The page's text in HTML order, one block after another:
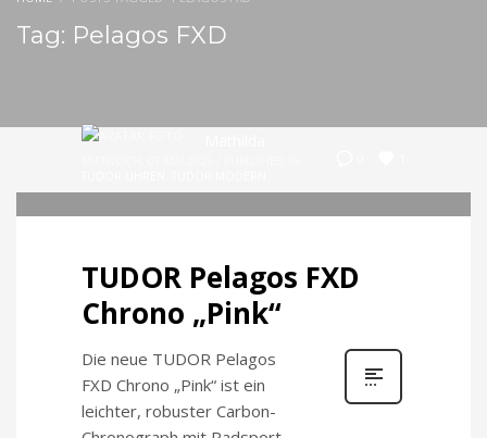
Tag: Pelagos FXD
TUDOR Pelagos FXD
Chrono „Pink“
Die neue TUDOR Pelagos
FXD Chrono „Pink“ ist ein
leichter, robuster Carbon-